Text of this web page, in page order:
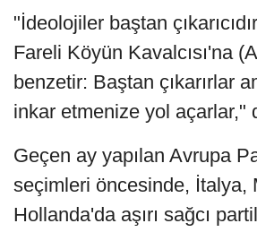
"İdeolojiler baştan
Fareli Köyün Kavalcısı'na
benzetir: Baştan çıkarırlar
inkar etmenize yol açarlar,"
Geçen ay yapılan Avrupa
seçimleri öncesinde, İtalya,
Hollanda'da aşırı sağcı